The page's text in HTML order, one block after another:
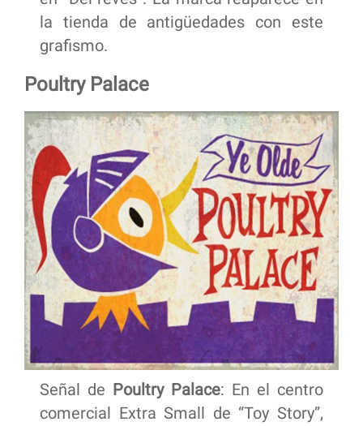
la tienda de antigüedades con este
grafismo.
Poultry Palace
Señal de Poultry Palace: En el centro
comercial Extra Small de “Toy Story”,